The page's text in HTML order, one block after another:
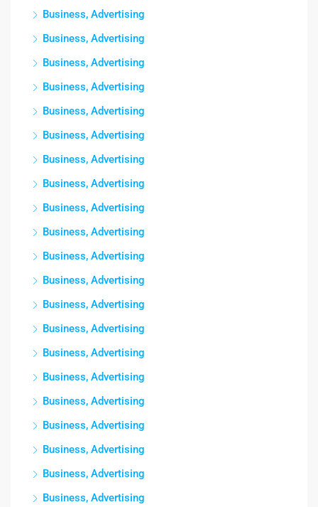
Business, Advertising
Business, Advertising
Business, Advertising
Business, Advertising
Business, Advertising
Business, Advertising
Business, Advertising
Business, Advertising
Business, Advertising
Business, Advertising
Business, Advertising
Business, Advertising
Business, Advertising
Business, Advertising
Business, Advertising
Business, Advertising
Business, Advertising
Business, Advertising
Business, Advertising
Business, Advertising
Business, Advertising